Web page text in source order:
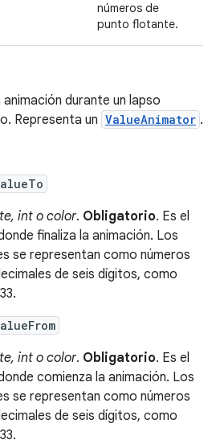
números de
punto flotante.
animación durante un lapso
Representa un ValueAnimator .
int o color. Obligatorio. Es el
finaliza la animación. Los
se representan como números
de seis dígitos, como
int o color. Obligatorio. Es el
comienza la animación. Los
se representan como números
de seis dígitos, como